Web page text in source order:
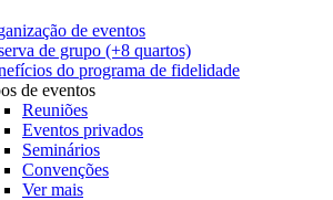
de eventos
de grupo (+8 quartos)
do programa de fidelidade
de eventos
Reuniões
Eventos privados
Seminários
Convenções
Ver mais